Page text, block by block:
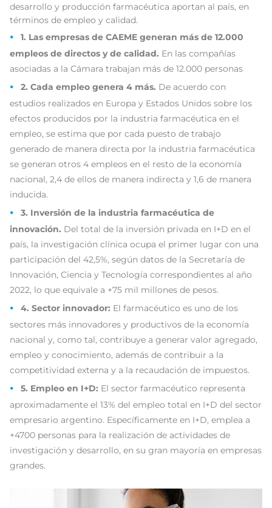
desarrollo y producción farmacéutica aportan al país, en
términos de empleo y calidad.
1. Las empresas de CAEME generan más de 12.000
empleos de directos y de calidad. En las compañías
asociadas a la Cámara trabajan más de 12.000 personas
2. Cada empleo genera 4 más. De acuerdo con
estudios realizados en Europa y Estados Unidos sobre los
efectos producidos por la industria farmacéutica en el
empleo, se estima que por cada puesto de trabajo
generado de manera directa por la industria farmacéutica
se generan otros 4 empleos en el resto de la economía
nacional, 2,4 de ellos de manera indirecta y 1,6 de manera
inducida.
3. Inversión de la industria farmacéutica de
innovación. Del total de la inversión privada en I+D en el
país, la investigación clínica ocupa el primer lugar con una
participación del 42,5%, según datos de la Secretaría de
Innovación, Ciencia y Tecnología correspondientes al año
2022, lo que equivale a +75 mil millones de pesos.
4. Sector innovador: El farmacéutico es uno de los
sectores más innovadores y productivos de la economía
nacional y, como tal, contribuye a generar valor agregado,
empleo y conocimiento, además de contribuir a la
competitividad externa y a la recaudación de impuestos.
5. Empleo en I+D: El sector farmacéutico representa
aproximadamente el 13% del empleo total en I+D del sector
empresario argentino. Específicamente en I+D, emplea a
+4700 personas para la realización de actividades de
investigación y desarrollo, en su gran mayoría en empresas
grandes.